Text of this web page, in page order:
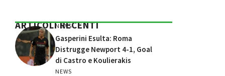
ARTICOLI RECENTI
NEWS
Gasperini Esulta: Roma
Distrugge Newport 4-1, Goal
di Castro e Koulierakis
NEWS